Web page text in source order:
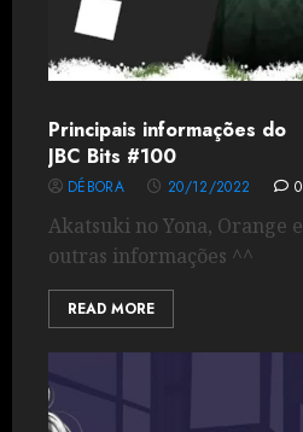
Principais informações do
JBC Bits #100
DÉBORA 20/12/2022 0
Akatsuki no Yona, Orange e
outras informações ^^
READ MORE